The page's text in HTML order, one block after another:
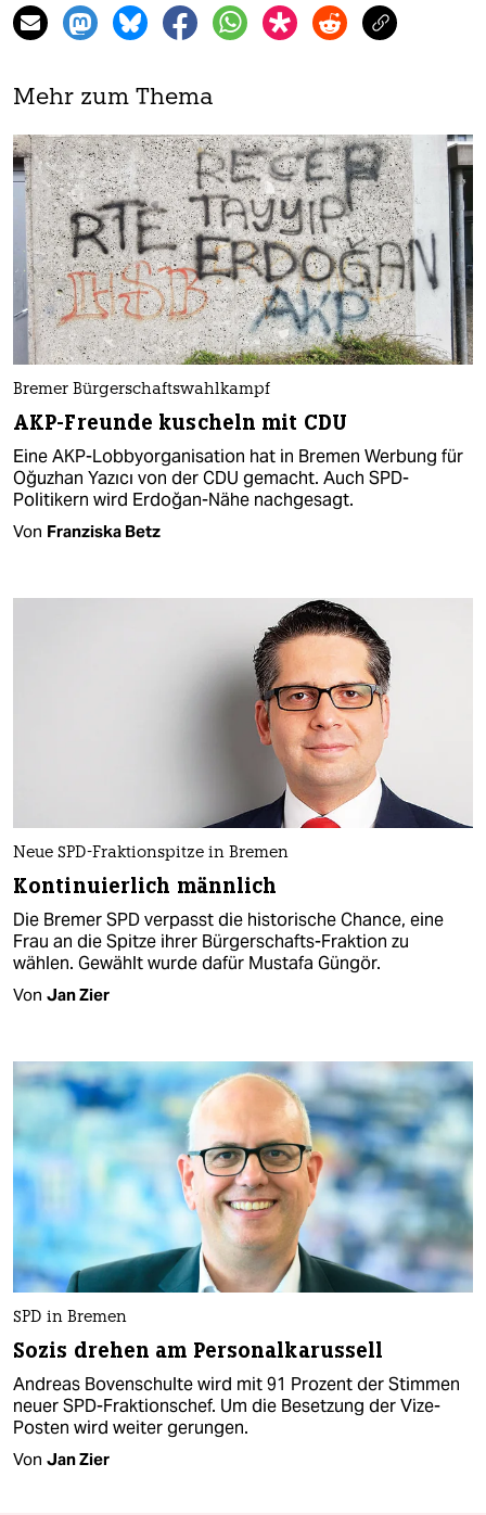
Mehr zum Thema
Bremer Bürgerschaftswahlkampf
AKP-Freunde kuscheln mit CDU
Eine AKP-Lobbyorganisation hat in Bremen Werbung für
Oğuzhan Yazıcı von der CDU gemacht. Auch SPD-
Politikern wird Erdoğan-Nähe nachgesagt.
Von Franziska Betz
Neue SPD-Fraktionspitze in Bremen
Kontinuierlich männlich
Die Bremer SPD verpasst die historische Chance, eine
Frau an die Spitze ihrer Bürgerschafts-Fraktion zu
wählen. Gewählt wurde dafür Mustafa Güngör.
Von Jan Zier
SPD in Bremen
Sozis drehen am Personalkarussell
Andreas Bovenschulte wird mit 91 Prozent der Stimmen
neuer SPD-Fraktionschef. Um die Besetzung der Vize-
Posten wird weiter gerungen.
Von Jan Zier